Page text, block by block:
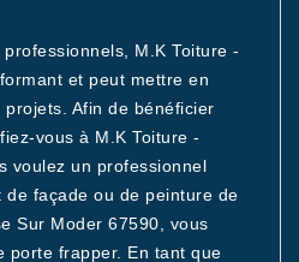
M.K Toiture -
et peut mettre en
Afin de bénéficier
vous à M.K Toiture -
voulez un professionnel
de façade ou de peinture de
Sur Moder 67590, vous
porte frapper. En tant que